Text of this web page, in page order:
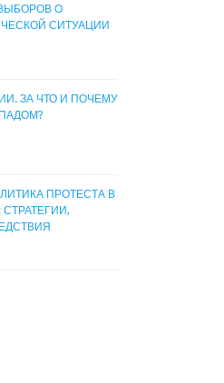
О
СИТУАЦИИ
ЗА ЧТО И ПОЧЕМУ
ПРОТЕСТА В